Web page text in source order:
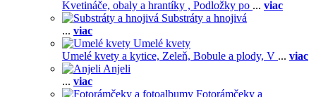
Kvetináče, obaly a hrantíky , Podložky po ... viac
Substráty a hnojivá
... viac
Umelé kvety
Umelé kvety a kytice, Zeleň, Bobule a plody, V ... viac
Anjeli
... viac
Fotorámčeky a